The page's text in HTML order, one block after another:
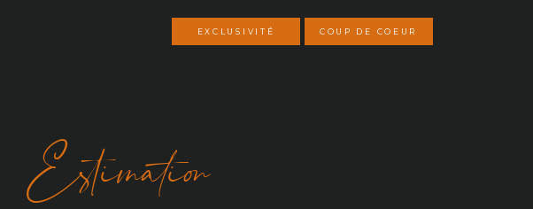
EXCLUSIVITÉ COUP DE COEUR
Estimation